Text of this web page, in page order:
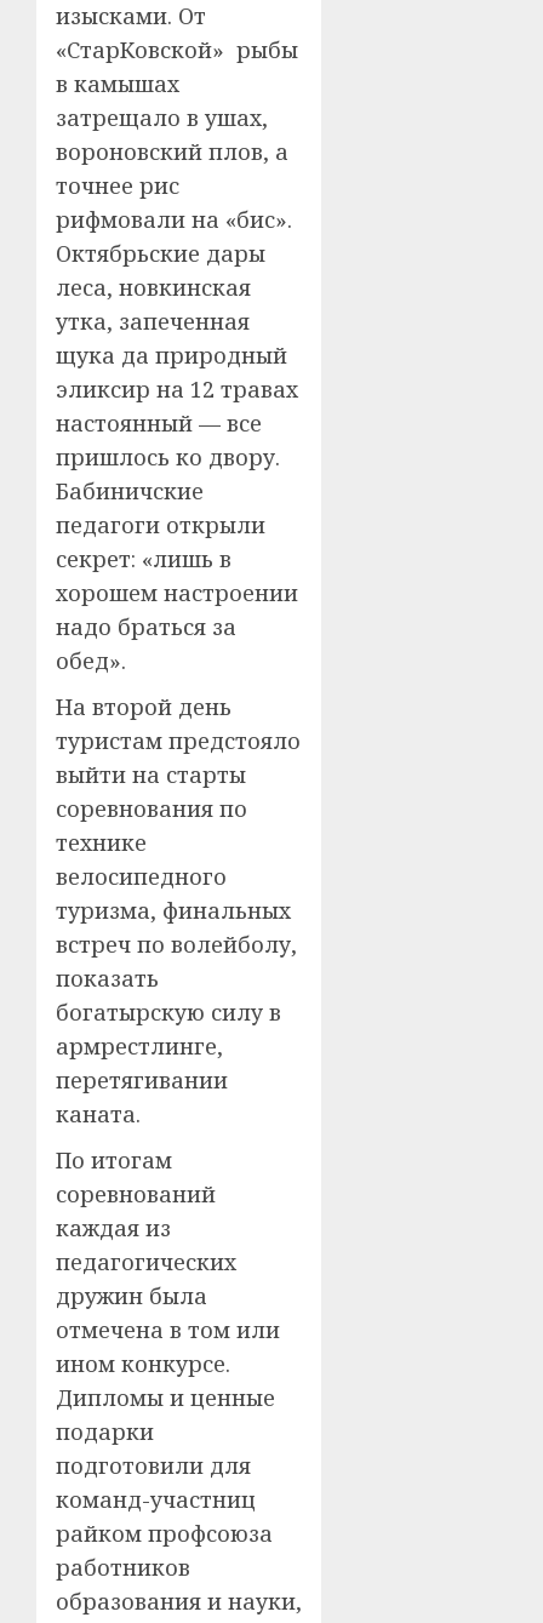
изысками. От
«СтарКовской» рыбы
в камышах
затрещало в ушах,
вороновский плов, а
точнее рис
рифмовали на «бис».
Октябрьские дары
леса, новкинская
утка, запеченная
щука да природный
эликсир на 12 травах
настоянный — все
пришлось ко двору.
Бабиничские
педагоги открыли
секрет: «лишь в
хорошем настроении
надо браться за
обед».
На второй день
туристам предстояло
выйти на старты
соревнования по
технике
велосипедного
туризма, финальных
встреч по волейболу,
показать
богатырскую силу в
армрестлинге,
перетягивании
каната.
По итогам
соревнований
каждая из
педагогических
дружин была
отмечена в том или
ином конкурсе.
Дипломы и ценные
подарки
подготовили для
команд-участниц
райком профсоюза
работников
образования и науки,